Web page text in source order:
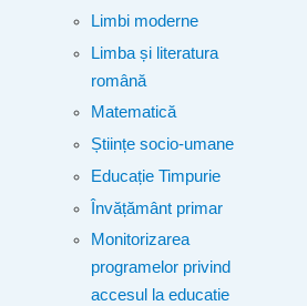
Limbi moderne
Limba și literatura
română
Matematică
Științe socio-umane
Educație Timpurie
Învățământ primar
Monitorizarea
programelor privind
accesul la educatie